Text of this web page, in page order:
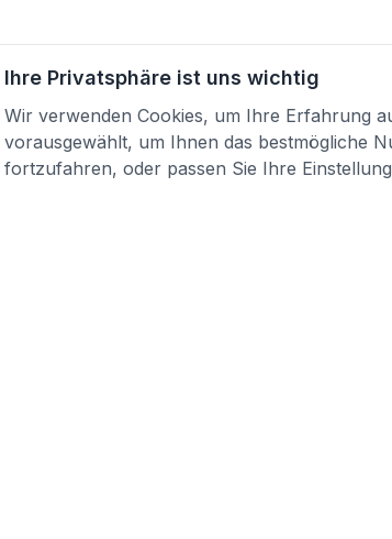
Ihre Privatsphäre ist uns wichtig
Wir verwenden Cookies, um Ihre Erfahrung
vorausgewählt, um Ihnen das bestmögliche
fortzufahren, oder passen Sie Ihre